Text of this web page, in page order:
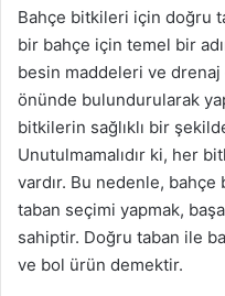
Bahçe bitkileri için doğru
bir bahçe için temel bir
besin maddeleri ve
önünde bulundurularak
bitkilerin sağlıklı bir
Unutulmamalıdır ki, her
vardır. Bu nedenle,
taban seçimi yapmak,
sahiptir. Doğru taban ile
ve bol ürün demektir.